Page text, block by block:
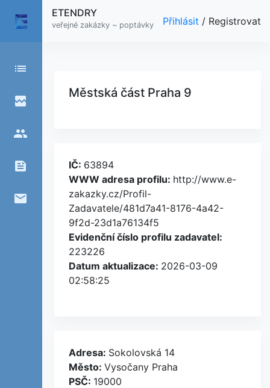
list
broken_image
people
feed
email
ETENDRY
veřejné zakázky ~ poptávky Přihlásit / Registrovat
Městská část Praha 9
IČ: 63894
WWW adresa profilu: http://www.e-
zakazky.cz/Profil-
Zadavatele/481d7a41-8176-4a42-
9f2d-23d1a76134f5
Evidenční číslo profilu zadavatel:
223226
Datum aktualizace: 2026-03-09
02:58:25
Adresa: Sokolovská 14
Město: Vysočany Praha
PSČ: 19000